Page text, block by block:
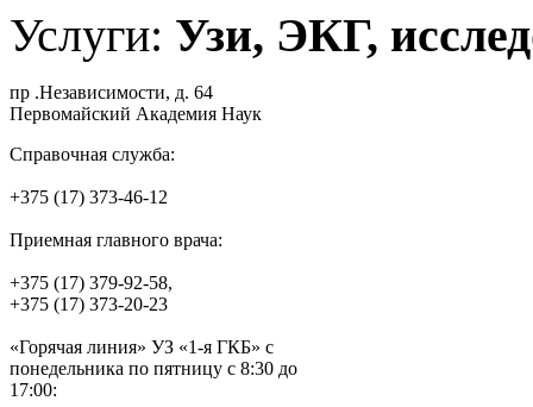
Услуги: Узи, ЭКГ,
пр .Независимости, д. 64
Первомайский Академия Наук
Справочная служба:
+375 (17) 373-46-12
Приемная главного врача:
+375 (17) 379-92-58,
+375 (17) 373-20-23
«Горячая линия» УЗ «1-я ГКБ» с
понедельника по пятницу с 8:30 до
17:00: